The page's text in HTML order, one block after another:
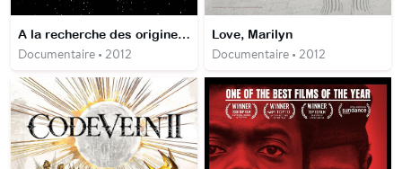
A la recherche des origines de la vie
Documentaire • 2012
Love, Marilyn
Documentaire • 2012